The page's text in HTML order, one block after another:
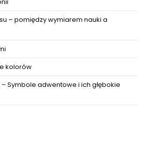
– pomiędzy wymiarem nauki a
kolorów
Symbole adwentowe i ich głębokie